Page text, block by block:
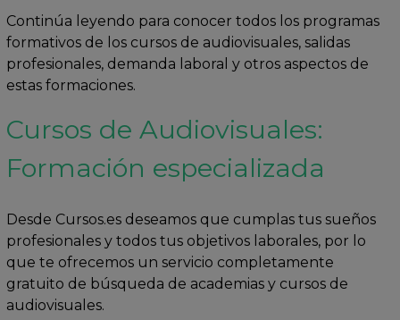
Continúa leyendo para conocer todos los programas
formativos de los cursos de audiovisuales, salidas
profesionales, demanda laboral y otros aspectos de
estas formaciones.
Cursos de Audiovisuales:
Formación especializada
Desde Cursos.es deseamos que cumplas tus sueños
profesionales y todos tus objetivos laborales, por lo
que te ofrecemos un servicio completamente
gratuito de búsqueda de academias y cursos de
audiovisuales.